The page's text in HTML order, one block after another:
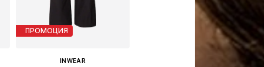
ПРОМОЦИЯ
INWEAR